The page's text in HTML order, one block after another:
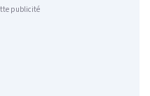
publicité